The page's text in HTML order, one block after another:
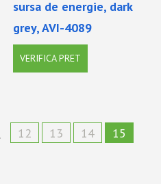
sursa de energie, dark
grey, AVI-4089
VERIFICA PRET
12 13 14 15